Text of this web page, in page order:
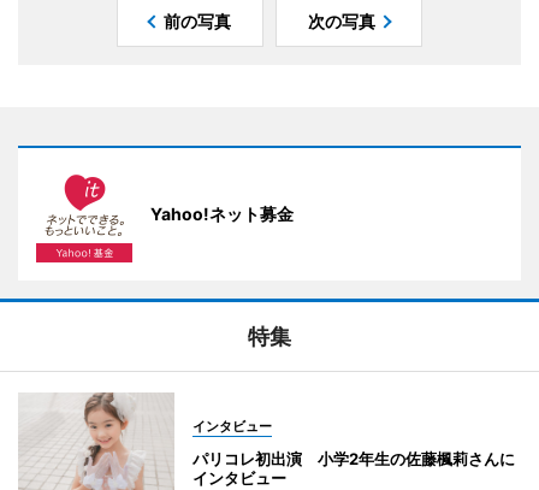
前の写真 次の写真
Yahoo!ネット募金
特集
インタビュー
パリコレ初出演 小学2年生の佐藤楓莉さんに
インタビュー